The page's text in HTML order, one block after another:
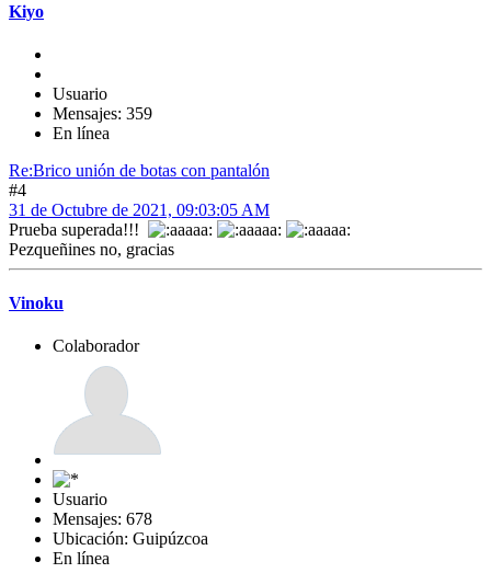
Kiyo
Usuario
Mensajes: 359
En línea
Re:Brico unión de botas con pantalón
#4
31 de Octubre de 2021, 09:03:05 AM
Prueba superada!!!
Pezqueñines no, gracias
Vinoku
Colaborador
Usuario
Mensajes: 678
Ubicación: Guipúzcoa
En línea